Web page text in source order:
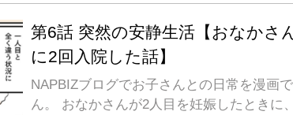
第6話 突然の安静生活【おなかさ
に2回入院した話】
NAPBIZブログでお子さんとの日常を漫画
ん。 おなかさんが2人目を妊娠したとき